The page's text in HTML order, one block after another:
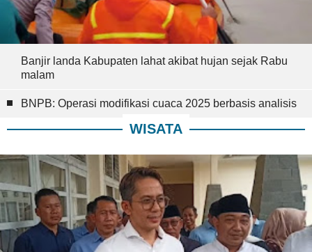
Banjir landa Kabupaten lahat akibat hujan sejak Rabu
malam
BNPB: Operasi modifikasi cuaca 2025 berbasis analisis
WISATA